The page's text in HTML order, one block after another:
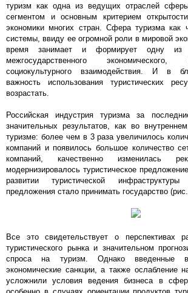
туризм как одна из ведущих отраслей
сегментом и основным критерием
экономики многих стран. Сфера туризма как
системы, ввиду ее огромной роли в мировой
время занимает и формирует одну из
межгосударственного
социокультурного взаимодействия. И в
важность использования туристических
возрастать.
Российская индустрия туризма за
значительных результатов, как во
туризме: более чем в 3 раза увеличилось
компаний и появилось большое количество
компаний, качественно изменилась
модернизировалось туристическое
развитии туристической
предложения стало принимать государство (рис.
Все это свидетельствует о перспективах
туристического рынка и значительном
спроса на туризм. Однако введенные
экономические санкции, а также ослабление
усложнили условия ведения бизнеса в
особенно в случаях ориентации продуктов